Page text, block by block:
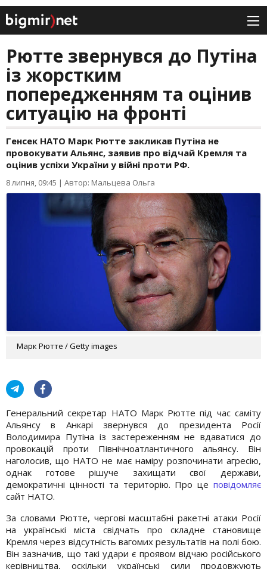
Рютте звернувся до Путіна
із жорстким
попередженням та оцінив
ситуацію на фронті
Генсек НАТО Марк Рютте закликав Путіна не
провокувати Альянс, заявив про відчай Кремля та
оцінив успіхи України у війні проти РФ.
8 липня, 09:45 | Автор: Мальцева Ольга
Марк Рютте / Getty images
Генеральний секретар НАТО Марк Рютте під час саміту
Альянсу в Анкарі звернувся до президента Росії
Володимира Путіна із застереженням не вдаватися до
провокацій проти Північноатлантичного альянсу. Він
наголосив, що НАТО не має наміру розпочинати агресію,
однак готове рішуче захищати свої держави,
демократичні цінності та територію. Про це повідомляє
сайт НАТО.
За словами Рютте, чергові масштабні ракетні атаки Росії
на українські міста свідчать про складне становище
Кремля через відсутність вагомих результатів на полі бою.
Він зазначив, що такі удари є проявом відчаю російського
керівництва, оскільки українські сили продовжують